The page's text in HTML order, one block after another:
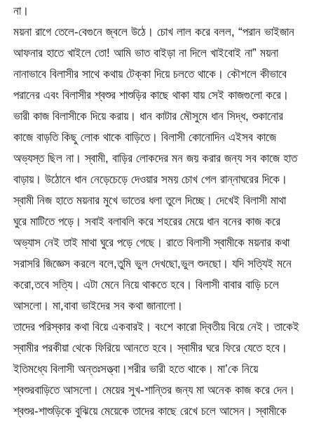
না।
ময়না রাগে তেলে-বেগুনে জ্বলে উঠে। চোখ লাল করে বলল, “পরান ভাইজান
আফনার হাতে খাইলে তো! আমি ভাত বাইড়া না দিলে খাইবোই না” ময়না
নানাভাবে বিলাসীর সাথে কথায় টেক্কা দিয়ে চলতে থাকে। কৌশলে কীভাবে
পরানের এবং বিলাসীর শ্বশুর শাশুড়ির কাছে থাকা যায় সেই কাজগুলো করে।
ভারী কাজ বিলাসীকে দিয়ে করায়। ধান কাটার মৌসুমে ধান সিদ্ধ, শুকানোর
কাজে বাড়তি কিছু লোক থাকে বাড়িতে। বিলাসী কোনোদিন এইসব কাজে
অভ্যস্ত ছিল না। স্বামী, বাড়ির লোকদের মন জয় করার জন্য সব কাজে হাত
বাড়ায়। উঠোনে ধান নেড়েচেড়ে দেওয়ার সময় চোখ গেল রান্নাঘরের দিকে।
স্বামী নিজ হাতে ময়নার মুখে ভাতের ধলা তুলে দিচ্ছে। দেখেই বিলাসী মাথা
ঘুরে মাটিতে পড়ে। সবাই বলাবলি করে শহরের মেয়ে ধান বনের কাজ করে
অভ্যাস নেই তাই মাথা ঘুরে পড়ে গেছে। রাতে বিলাসী স্বামীকে ময়নার কথা
সরাসরি জিজ্ঞেস করলে বলে,তুমি ভুল দেখছো,ভুল শুনছো। যদি সত্যিই মনে
করো,তবে সত্যি। এটা মেনে নিয়ে থাকতে হবে। বিলাসী বাবার বাড়ি চলে
আসলো। মা,বাবা ভাইদের সব কথা জানালো।
তাদের পরিস্কার কথা বিয়ে একবারই। বংশে কারো দ্বিতীয় বিয়ে নেই। তাকেই
স্বামীর পরকীয়া থেকে ফিরিয়ে আনতে হবে। স্বামীর ঘরে ফিরে যেতে হবে।
ইতিমধ্যে বিলাসী অন্তঃসত্ত্বা।শরীর ভারী হতে থাকে। মা’কে নিয়ে
শ্বশুরবাড়িতে আসলো। মেয়ের সুখ-শান্তির জন্য মা অনেক কাজ করে দেন।
শ্বশুর-শাশুড়িকে বুঝিয়ে মেয়েকে তাদের কাছে রেখে চলে আসেন। স্বামীকে